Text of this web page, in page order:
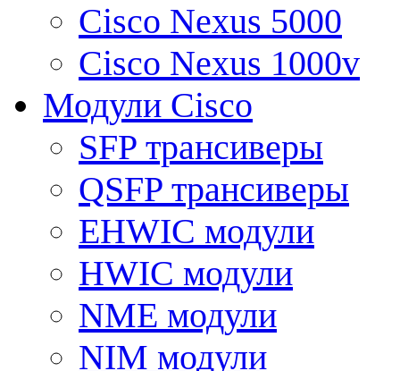
Cisco Nexus 5000
Cisco Nexus 1000v
Модули Cisco
SFP трансиверы
QSFP трансиверы
EHWIC модули
HWIC модули
NME модули
NIM модули